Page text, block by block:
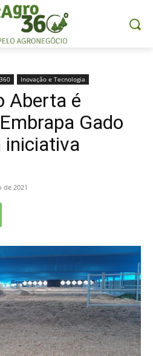
Inovação e Tecnologia
Aberta é
Gado
iniciativa
de 2021